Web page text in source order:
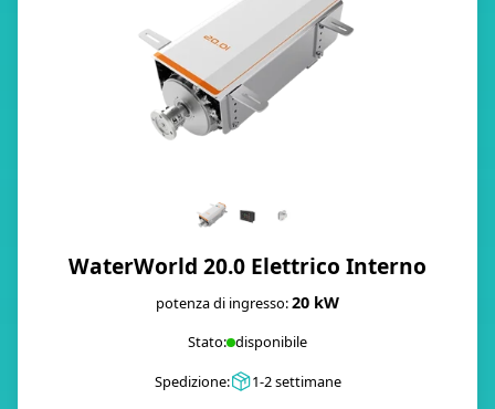
WaterWorld 20.0 Elettrico Interno
potenza di ingresso:20 kW
Stato: disponibile
Spedizione:
1-2 settimane